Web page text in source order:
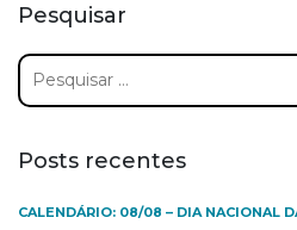
Pesquisar
Pesquisar
por:
Posts recentes
CALENDÁRIO: 08/08 – DIA NACIONAL